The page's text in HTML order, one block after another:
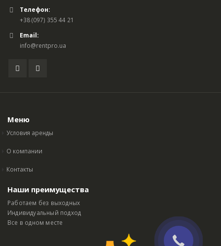
Телефон:
+38 (097) 355 44 21
Email:
info@rentpro.ua
Меню
Условия аренды
О компании
Контакты
Наши преимущества
Работаем без выходных
Индивидуальный подход
Все в одном месте